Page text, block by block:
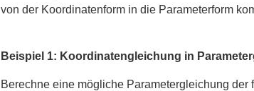
von der Koordinatenform in die Parameterform
Beispiel 1: Koordinatengleichung in
Berechne eine mögliche Parametergleichung